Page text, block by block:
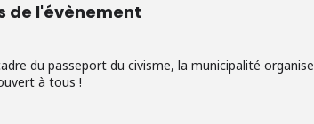
de l'évènement
du passeport du civisme, la municipalité
à tous !